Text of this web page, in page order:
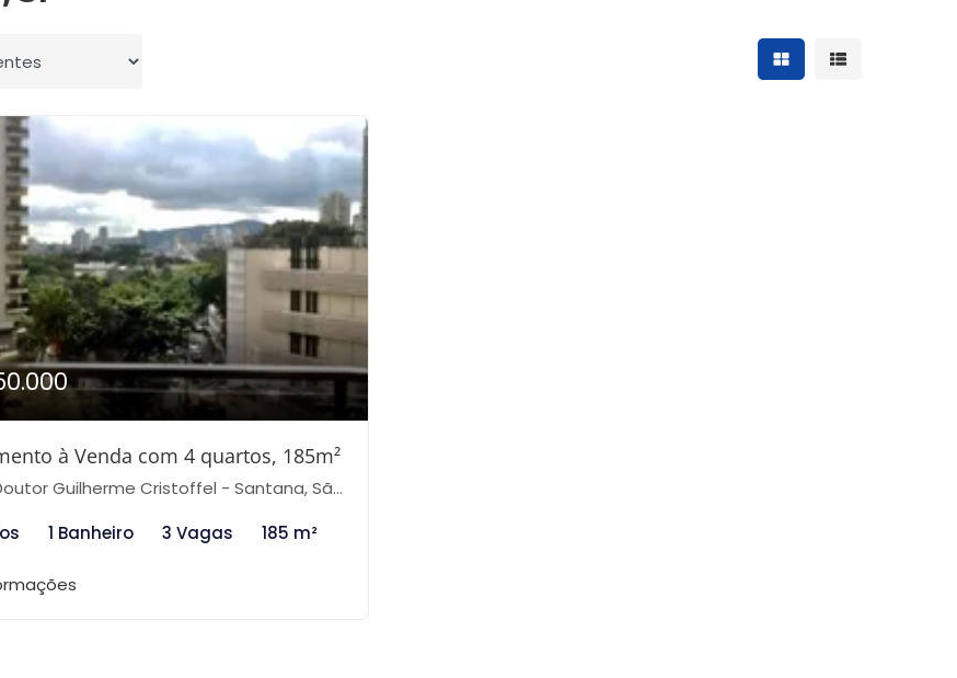
Mostrar resultados
Mostrar
à Venda com 4 quartos, 185m²
Guilherme Cristoffel - Santana, São Paulo-SP
1 Banheiro 3 Vagas 185 m²